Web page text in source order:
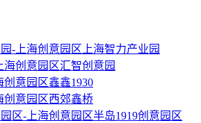
上海智力产业园
汇智创意园
鑫鑫1930
西郊鑫桥
半岛1919创意园区